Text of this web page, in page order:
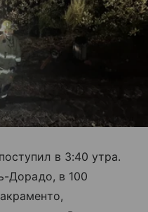
в 3:40 утра.
Дорадо, в 100